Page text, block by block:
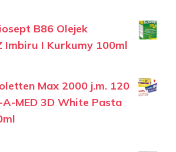
B86 Olejek
Imbiru I Kurkumy 100ml
Max 2000 j.m. 120
A-MED 3D White Pasta